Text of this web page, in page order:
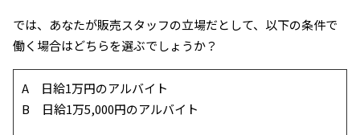
では、あなたが販売スタッフの立場だとして、以下の条件で
働く場合はどちらを選ぶでしょうか？
A 日給1万円のアルバイト
B 日給1万5,000円のアルバイト